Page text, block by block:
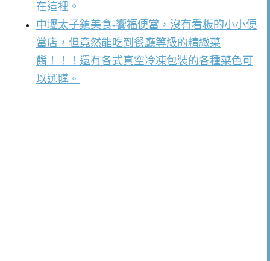
在這裡。
中壢太子鎮美食-饗福便當，沒有看板的小小便
當店，但竟然能吃到餐廳等級的精緻菜
餚！！！還有各式真空冷凍包裝的各種菜色可
以選購。